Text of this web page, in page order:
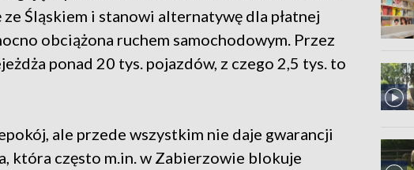
Śląskiem i stanowi alternatywę dla płatnej
obciążona ruchem samochodowym. Przez
ponad 20 tys. pojazdów, z czego 2,5 tys. to
ale przede wszystkim nie daje gwarancji
która często m.in. w Zabierzowie blokuje